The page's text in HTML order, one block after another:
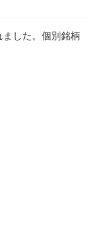
した。個別銘柄